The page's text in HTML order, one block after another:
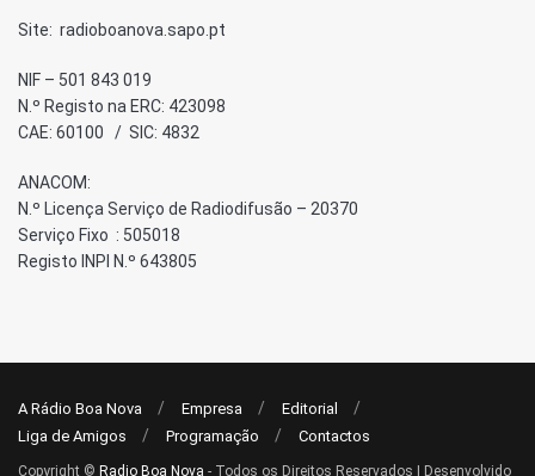
Site: radioboanova.sapo.pt
NIF – 501 843 019
N.º Registo na ERC: 423098
CAE: 60100 / SIC: 4832
ANACOM:
N.º Licença Serviço de Radiodifusão – 20370
Serviço Fixo : 505018
Registo INPI N.º 643805
A Rádio Boa Nova Empresa
Editorial
Liga de Amigos
Programação Contactos
Copyright © Radio Boa Nova - Todos os Direitos Reservados | Desenvolvido